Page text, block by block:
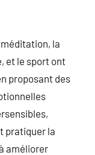
la
et le sport ont
proposant des
pratiquer la
améliorer